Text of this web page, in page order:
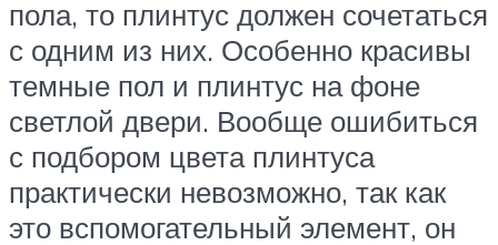
пола, то плинтус должен сочетаться
с одним из них. Особенно красивы
темные пол и плинтус на фоне
светлой двери. Вообще ошибиться
с подбором цвета плинтуса
практически невозможно, так как
это вспомогательный элемент, он